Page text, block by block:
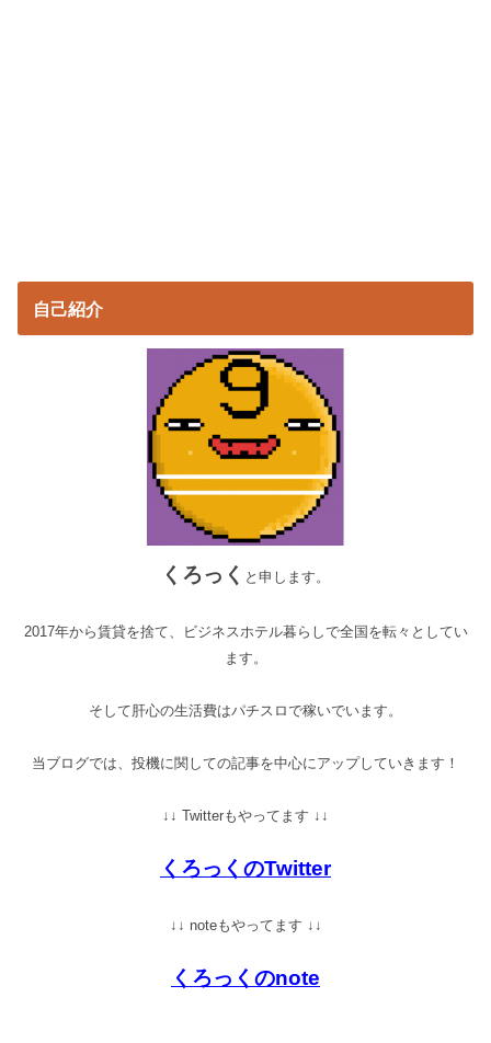
自己紹介
くろっく と申します。
2017年から賃貸を捨て、ビジネスホテル暮らしで全国を転々としてい
ます。
そして肝心の生活費はパチスロで稼いでいます。
当ブログでは、投機に関しての記事を中心にアップしていきます！
↓↓ Twitterもやってます ↓↓
くろっくのTwitter
↓↓ noteもやってます ↓↓
くろっくのnote